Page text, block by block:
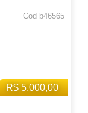
R$ 5.000,00
Cod b46565